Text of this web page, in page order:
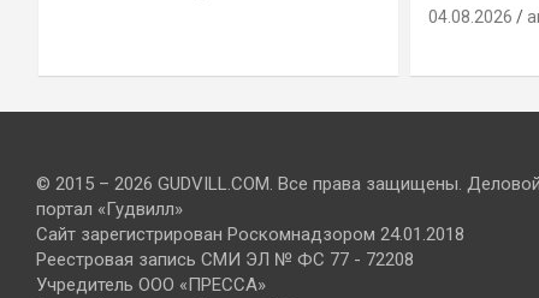
04.08.2026
© 2015 – 2026 GUDVILL.COM. Все права защищены.
портал «Гудвилл»
Сайт зарегистрирован Роскомнадзором 24.01.2018
Реестровая запись СМИ ЭЛ № ФС 77 - 72208
Учредитель ООО «ПРЕССА»